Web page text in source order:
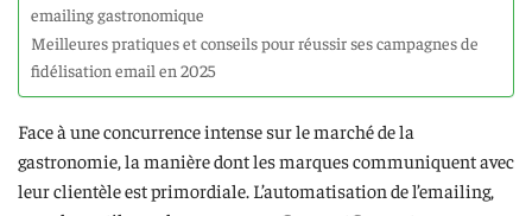
emailing gastronomique
Meilleures pratiques et conseils pour réussir ses campagnes de
fidélisation email en 2025
Face à une concurrence intense sur le marché de la
gastronomie, la manière dont les marques communiquent avec
leur clientèle est primordiale. L’automatisation de l’emailing,